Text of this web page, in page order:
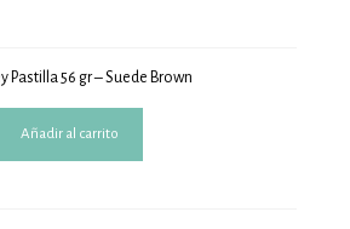
Pastilla 56 gr – Suede Brown
Añadir al carrito